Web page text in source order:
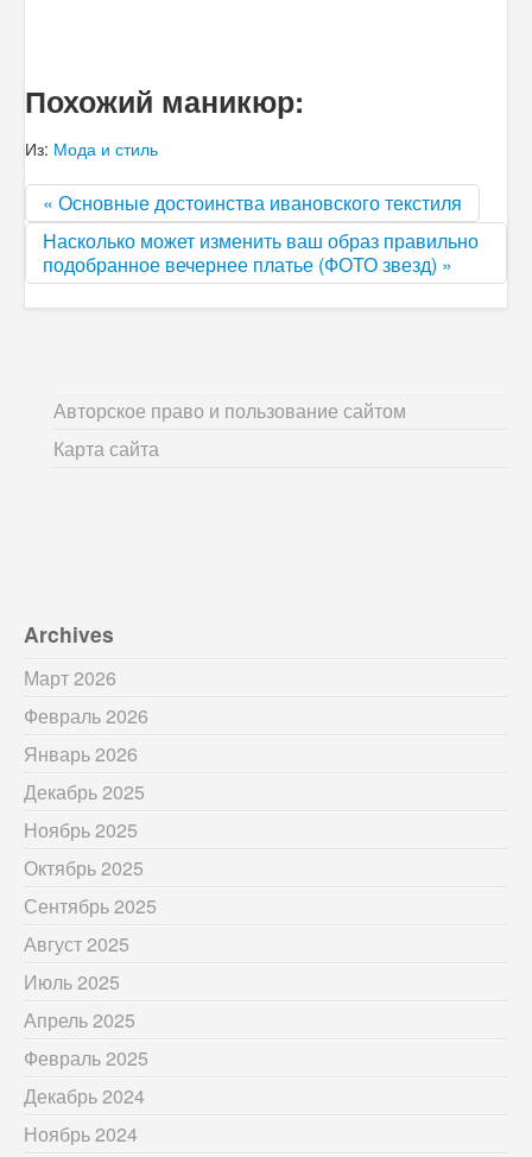
Похожий маникюр:
Из: Мода и стиль
« Основные достоинства ивановского текстиля
Насколько может изменить ваш образ правильно
подобранное вечернее платье (ФОТО звезд) »
Авторское право и пользование сайтом
Карта сайта
Archives
Март 2026
Февраль 2026
Январь 2026
Декабрь 2025
Ноябрь 2025
Октябрь 2025
Сентябрь 2025
Август 2025
Июль 2025
Апрель 2025
Февраль 2025
Декабрь 2024
Ноябрь 2024